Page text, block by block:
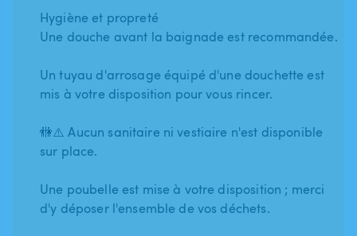
Hygiène et propreté
Une douche avant la baignade est recommandée.
Un tuyau d'arrosage équipé d'une douchette est
mis à votre disposition pour vous rincer.
🚻⚠️ Aucun sanitaire ni vestiaire n'est disponible
sur place.
Une poubelle est mise à votre disposition ; merci
d'y déposer l'ensemble de vos déchets.